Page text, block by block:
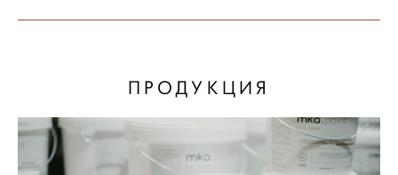
ПРОДУКЦИЯ